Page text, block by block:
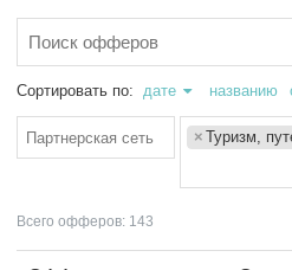
Сортировать по: дате названию
× Туризм,
Всего офферов: 143